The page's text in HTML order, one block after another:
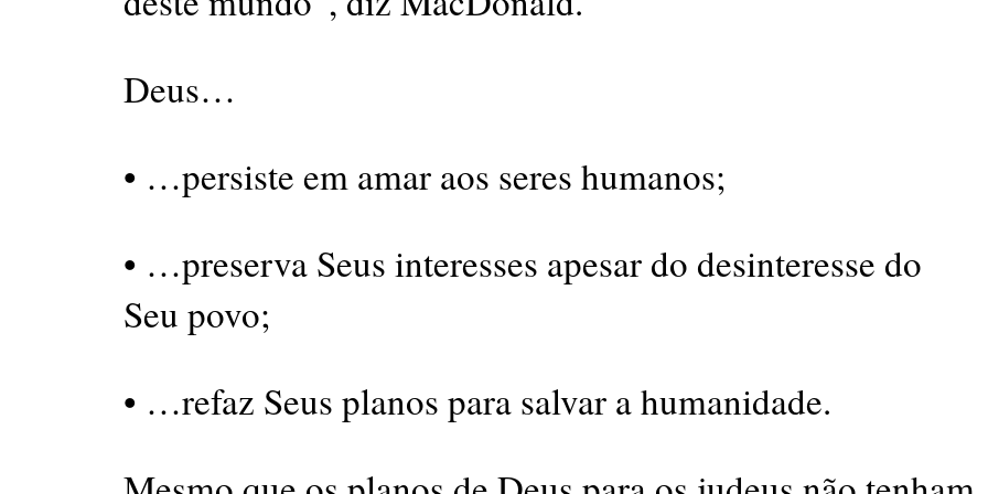
Deus…
• …persiste em amar aos seres humanos;
• …preserva Seus interesses apesar do desinteresse do
Seu povo;
• …refaz Seus planos para salvar a humanidade.